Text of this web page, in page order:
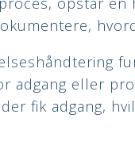
adgang eller
fik adgang,